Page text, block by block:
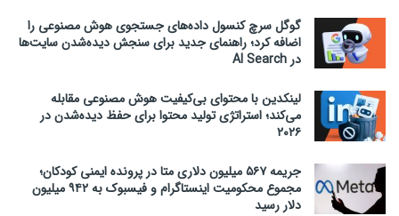
گوگل سرچ کنسول داده‌های جستجوی هوش مصنوعی را
اضافه کرد؛ راهنمای جدید برای سنجش دیده‌شدن سایت‌ها
در AI Search
لینکدین با محتوای بی‌کیفیت هوش مصنوعی مقابله
می‌کند؛ استراتژی تولید محتوا برای حفظ دیده‌شدن در
۲۰۲۶
جریمه ۵۶۷ میلیون دلاری متا در پرونده ایمنی کودکان؛
مجموع محکومیت اینستاگرام و فیسبوک به ۹۴۲ میلیون
دلار رسید